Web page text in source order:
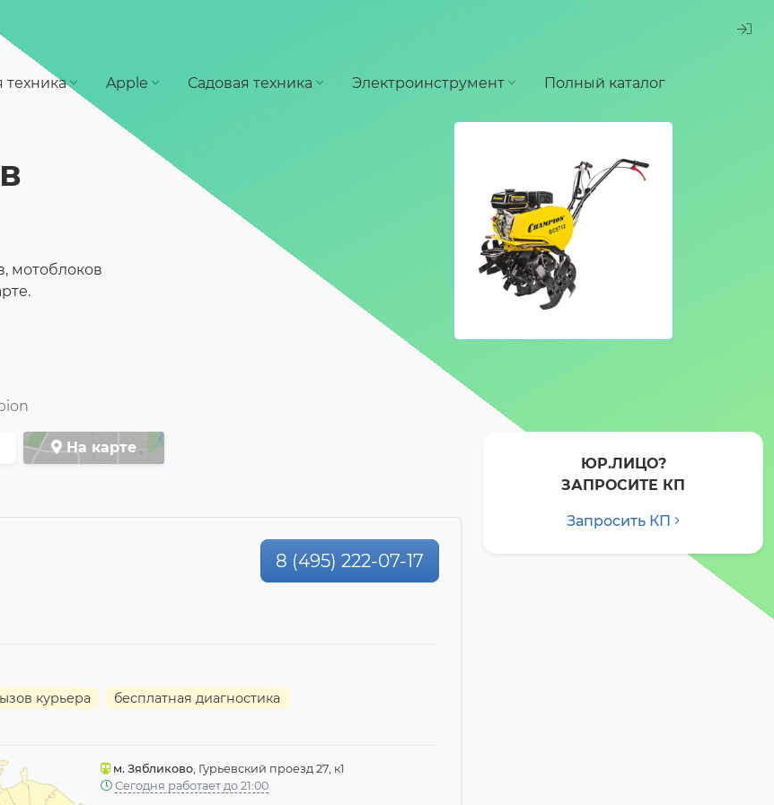
техника Apple Садовая техника Электроинструмент Полный каталог
мотоблоков
На карте
8 (495) 222-07-17
курьера бесплатная диагностика
м. Зябликово, Гурьевский проезд 27, к1
Сегодня работает до 21:00
ЮР.ЛИЦО?
ЗАПРОСИТЕ КП
Запросить КП